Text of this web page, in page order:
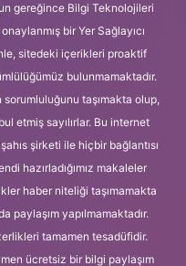
gereğince Bilgi Teknolojileri
bir Yer Sağlayıcı
sitedeki içerikleri proaktif
bulunmamaktadır.
taşımakta olup,
etmiş sayılırlar. Bu internet
şirketi ile hiçbir bağlantısı
hazırladığımız makaleler
haber niteliği taşımamakta
paylaşım yapılmamaktadır.
tamamen tesadüfidir.
ücretsiz bir bilgi paylaşım